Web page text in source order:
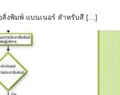
งพิมพ์ แบนเนอร์ สำหรับสื […]